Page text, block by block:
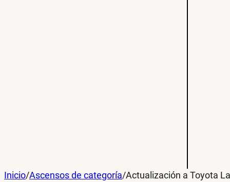
Inicio/Ascensos de categoría/Actualización a Toyota